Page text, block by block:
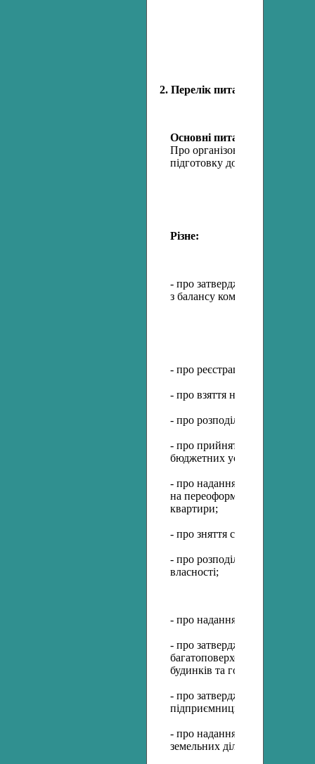
2. Перелік питань для
Основні питання:
Про організоване
підготовку до 2010-2011
Різне:
- про затвердження акту
з балансу комунальних
- про реєстрацію договорів –
- про взяття на квартирний
- про розподіл вивільненої
- про прийняття на баланс
бюджетних установ майна,
- про надання дозволу КП
на переоформлення
квартири;
- про зняття статусу
- про розподіл вільних
власності;
- про надання дозволів на
- про затвердження
багатоповерхових житлових
будинків та господарських
- про затвердження площі
підприємницької діяльності;
- про надання містобудівних
земельних ділянок;